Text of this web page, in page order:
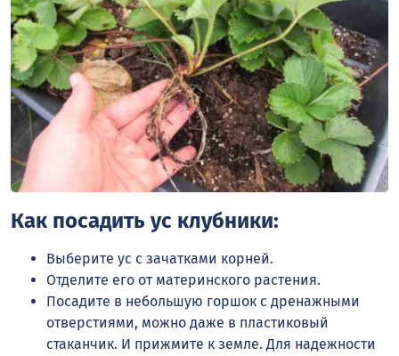
Как посадить ус клубники:
Выберите ус с зачатками корней.
Отделите его от материнского растения.
Посадите в небольшую горшок с дренажными
отверстиями, можно даже в пластиковый
стаканчик. И прижмите к земле. Для надежности